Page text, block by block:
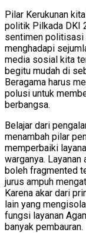
Pilar Kerukunan
politik Pilkada DKI
sentimen politisasi
menghadapi
media sosial kita
begitu mudah di
Beragama harus
polusi untuk
berbangsa.
Belajar dari
menambah pilar
memperbaiki
warganya.
boleh fragmented
jurus ampuh
Karena akar dari
lain yang
fungsi layanan
banyak pembauran.